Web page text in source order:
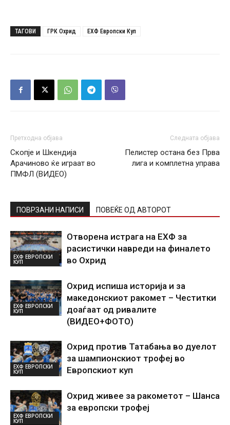
ТАГОВИ ГРК Охрид ЕХФ Европски Куп
Претходна објава
Скопје и Шкендија
Арачиново ќе играат во
ПМФЛ (ВИДЕО)
Следната објава
Пелистер остана без Прва
лига и комплетна управа
ПОВРЗАНИ НАПИСИ ПОВЕЌЕ ОД АВТОРОТ
ЕХФ ЕВРОПСКИ
КУП
Отворена истрага на ЕХФ за
расистички навреди на финалето
во Охрид
ЕХФ ЕВРОПСКИ
КУП
Охрид испиша историја и за
македонскиот ракомет – Честитки
доаѓаат од ривалите
(ВИДЕО+ФОТО)
ЕХФ ЕВРОПСКИ
КУП
Охрид против Татабања во дуелот
за шампионскиот трофеј во
Европскиот куп
ЕХФ ЕВРОПСКИ
КУП
Охрид живее за ракометот – Шанса
за европски трофеј